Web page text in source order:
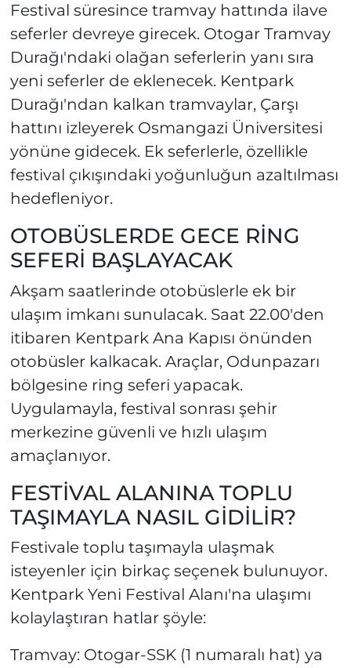
Festival süresince tramvay hattında ilave
seferler devreye girecek. Otogar Tramvay
Durağı'ndaki olağan seferlerin yanı sıra
yeni seferler de eklenecek. Kentpark
Durağı'ndan kalkan tramvaylar, Çarşı
hattını izleyerek Osmangazi Üniversitesi
yönüne gidecek. Ek seferlerle, özellikle
festival çıkışındaki yoğunluğun azaltılması
hedefleniyor.
OTOBÜSLERDE GECE RİNG
SEFERİ BAŞLAYACAK
Akşam saatlerinde otobüslerle ek bir
ulaşım imkanı sunulacak. Saat 22.00'den
itibaren Kentpark Ana Kapısı önünden
otobüsler kalkacak. Araçlar, Odunpazarı
bölgesine ring seferi yapacak.
Uygulamayla, festival sonrası şehir
merkezine güvenli ve hızlı ulaşım
amaçlanıyor.
FESTİVAL ALANINA TOPLU
TAŞIMAYLA NASIL GİDİLİR?
Festivale toplu taşımayla ulaşmak
isteyenler için birkaç seçenek bulunuyor.
Kentpark Yeni Festival Alanı'na ulaşımı
kolaylaştıran hatlar şöyle:
Tramvay: Otogar-SSK (1 numaralı hat) ya